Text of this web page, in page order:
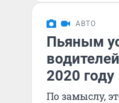
АВТО
Пьяным
2020 году
По замыслу,